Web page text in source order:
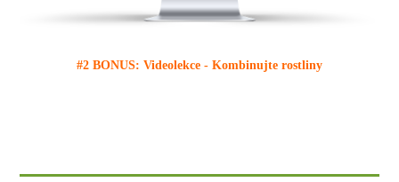
#2 BONUS: Videolekce - Kombinujte rostliny